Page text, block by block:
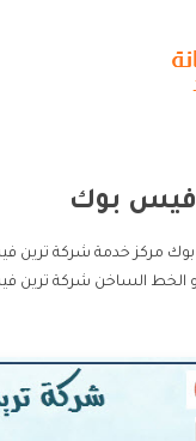
فيس بوك
مركز خدمة شركة ترين
الخط الساخن شركة ترين